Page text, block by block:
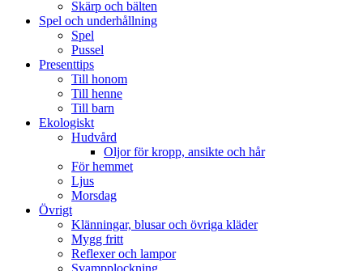
Skärp och bälten
Spel och underhållning
Spel
Pussel
Presenttips
Till honom
Till henne
Till barn
Ekologiskt
Hudvård
Oljor för kropp, ansikte och hår
För hemmet
Ljus
Morsdag
Övrigt
Klänningar, blusar och övriga kläder
Mygg fritt
Reflexer och lampor
Svampplockning